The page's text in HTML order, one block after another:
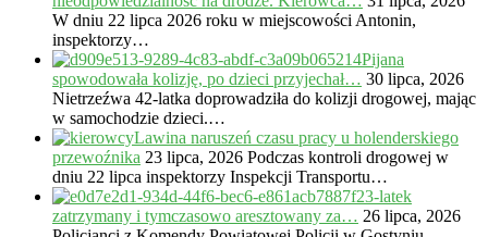
W dniu 22 lipca 2026 roku w miejscowości Antonin,
inspektorzy…
Pijana
spowodowała kolizję, po dzieci przyjechał… 30 lipca, 2026
Nietrzeźwa 42-latka doprowadziła do kolizji drogowej, mając
w samochodzie dzieci.…
Lawina naruszeń czasu pracy u holenderskiego
przewoźnika 23 lipca, 2026 Podczas kontroli drogowej w
dniu 22 lipca inspektorzy Inspekcji Transportu…
23-latek
zatrzymany i tymczasowo aresztowany za… 26 lipca, 2026